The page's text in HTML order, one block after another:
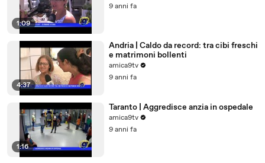
1:09
9 anni fa
4:37
Andria | Caldo da record: tra cibi freschi
e matrimoni bollenti
amica9tv
9 anni fa
1:16
Taranto | Aggredisce anzia in ospedale
amica9tv
9 anni fa